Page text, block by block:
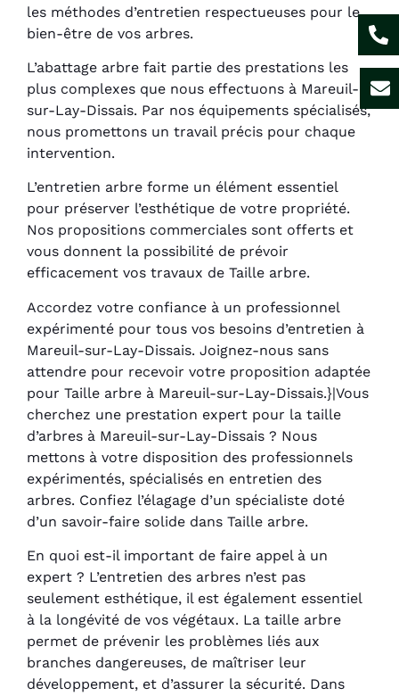
les méthodes d’entretien respectueuses pour le
bien-être de vos arbres.
L’abattage arbre fait partie des prestations les
plus complexes que nous effectuons à Mareuil-
sur-Lay-Dissais. Par nos équipements spécialisés,
nous promettons un travail précis pour chaque
intervention.
L’entretien arbre forme un élément essentiel
pour préserver l’esthétique de votre propriété.
Nos propositions commerciales sont offerts et
vous donnent la possibilité de prévoir
efficacement vos travaux de Taille arbre.
Accordez votre confiance à un professionnel
expérimenté pour tous vos besoins d’entretien à
Mareuil-sur-Lay-Dissais. Joignez-nous sans
attendre pour recevoir votre proposition adaptée
pour Taille arbre à Mareuil-sur-Lay-Dissais.}|Vous
cherchez une prestation expert pour la taille
d’arbres à Mareuil-sur-Lay-Dissais ? Nous
mettons à votre disposition des professionnels
expérimentés, spécialisés en entretien des
arbres. Confiez l’élagage d’un spécialiste doté
d’un savoir-faire solide dans Taille arbre.
En quoi est-il important de faire appel à un
expert ? L’entretien des arbres n’est pas
seulement esthétique, il est également essentiel
à la longévité de vos végétaux. La taille arbre
permet de prévenir les problèmes liés aux
branches dangereuses, de maîtriser leur
développement, et d’assurer la sécurité. Dans